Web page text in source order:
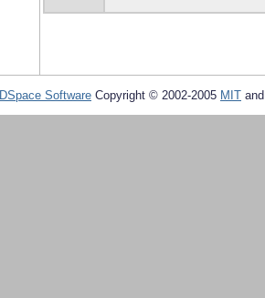
DSpace Software Copyright © 2002-2005 MIT